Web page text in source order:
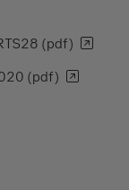
(pdf)
(pdf)